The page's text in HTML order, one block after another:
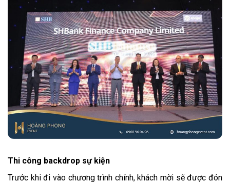
Thi công backdrop sự kiện
Trước khi đi vào chương trình chính, khách mời sẽ được đón